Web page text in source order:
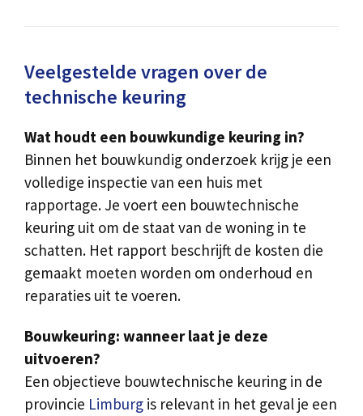
Veelgestelde vragen over de
technische keuring
Wat houdt een bouwkundige keuring in?
Binnen het bouwkundig onderzoek krijg je een
volledige inspectie van een huis met
rapportage. Je voert een bouwtechnische
keuring uit om de staat van de woning in te
schatten. Het rapport beschrijft de kosten die
gemaakt moeten worden om onderhoud en
reparaties uit te voeren.
Bouwkeuring: wanneer laat je deze
uitvoeren?
Een objectieve bouwtechnische keuring in de
provincie Limburg is relevant in het geval je een